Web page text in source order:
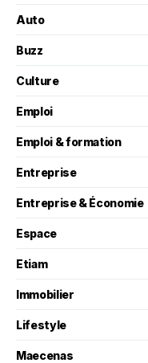
Auto
Buzz
Culture
Emploi
Emploi & formation
Entreprise
Entreprise & Économie
Espace
Etiam
Immobilier
Lifestyle
Maecenas